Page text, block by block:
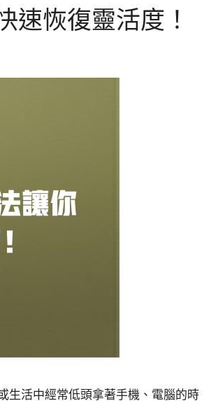
速恢復靈活度！
生活中經常低頭拿著手機、電腦的時